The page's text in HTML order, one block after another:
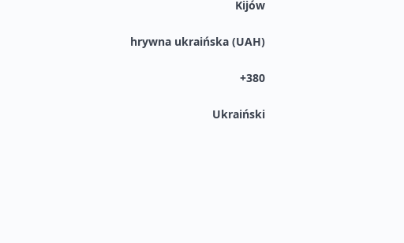
Kijów
hrywna ukraińska (UAH)
+380
Ukraiński